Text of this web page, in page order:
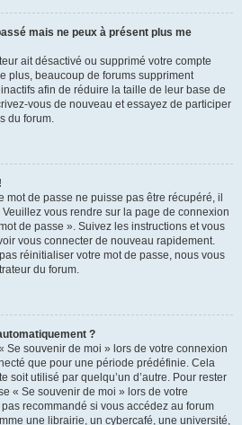
mais ne peux à présent plus me
ait désactivé ou supprimé votre compte
plus, beaucoup de forums suppriment
afin de réduire la taille de leur base de
vous de nouveau et essayez de participer
du forum.
mot de passe ne puisse pas être récupéré, il
vous rendre sur la page de connexion
de passe ». Suivez les instructions et vous
vous connecter de nouveau rapidement.
réinitialiser votre mot de passe, nous vous
du forum.
?
Se souvenir de moi » lors de votre connexion
que pour une période prédéfinie. Cela
soit utilisé par quelqu’un d’autre. Pour rester
« Se souvenir de moi » lors de votre
recommandé si vous accédez au forum
une librairie, un cybercafé, une université,